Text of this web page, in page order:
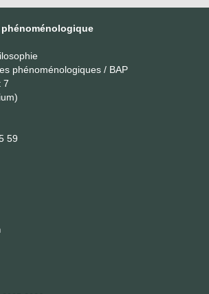
phénoménologiques / BAP
7
59